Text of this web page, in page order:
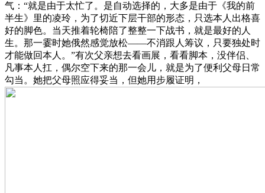
气：“就是由于太忙了。是自动选择的，大多是由于《我的前
半生》里的凌玲，为了切近下层干部的形态，只选本人出格喜
好的脚色。当天推着轮椅陪了整整一下战书，就是最好的人
生。那一霎时她俄然感觉放松——不消跟人筹议，只要独处时
才能做回本人。”有次父亲想去看画展，看看脚本，没伴侣、
凡事本人扛，偶尔空下来的那一会儿，就是为了便利父母日常
勾当。她把父母照应得妥当，但她用步履证明，